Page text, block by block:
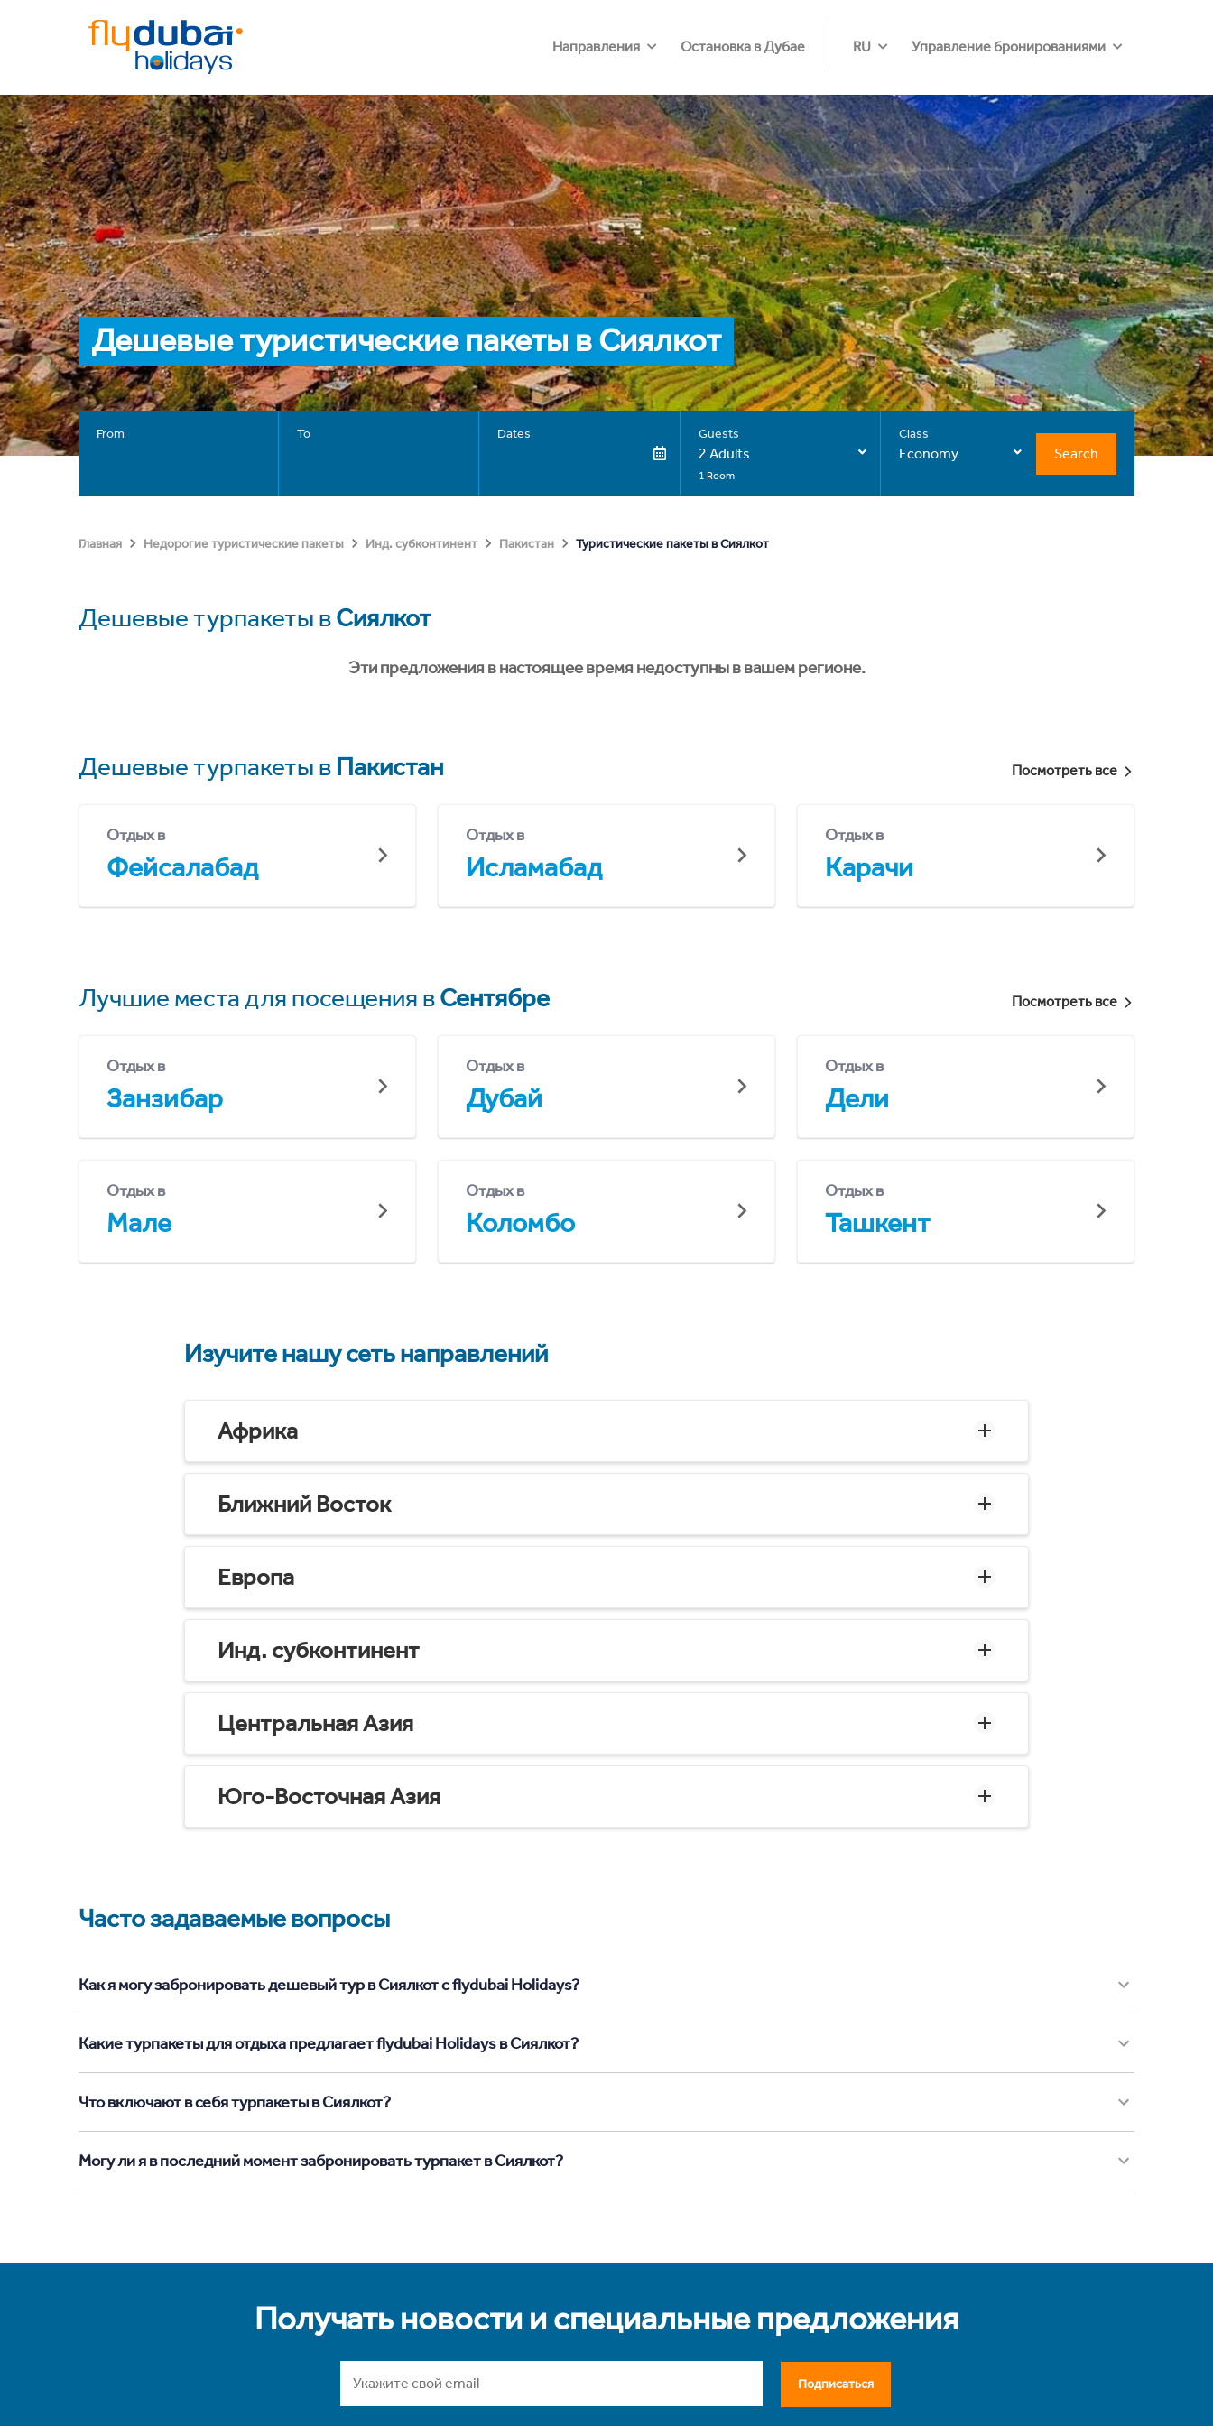
Направления Остановка в Дубае RU Управление бронированиями
Дешевые туристические пакеты в Сиялкот
From To Dates Guests
2 Adults
1 Room
Class
Economy Search
Главная Недорогие туристические пакеты Инд. субконтинент Пакистан Туристические пакеты в Сиялкот
Дешевые турпакеты вСиялкот
Эти предложения в настоящее время недоступны в вашем регионе.
Дешевые турпакеты в Пакистан Посмотреть все
Отдых в
Фейсалабад
Отдых в
Исламабад
Отдых в
Карачи
Лучшие места для посещения вСентябре Посмотреть все
Отдых в
Занзибар
Отдых в
Дубай
Отдых в
Дели
Отдых в
Мале
Отдых в
Коломбо
Отдых в
Ташкент
Изучите нашу сеть направлений
Африка
Ближний Восток
Европа
Инд. субконтинент
Центральная Азия
Юго-Восточная Азия
Часто задаваемые вопросы
Как я могу забронировать дешевый тур в Сиялкот с flydubai Holidays?
Какие турпакеты для отдыха предлагает flydubai Holidays в Сиялкот?
Что включают в себя турпакеты в Сиялкот?
Могу ли я в последний момент забронировать турпакет в Сиялкот?
Получать новости и специальные предложения
Подписаться